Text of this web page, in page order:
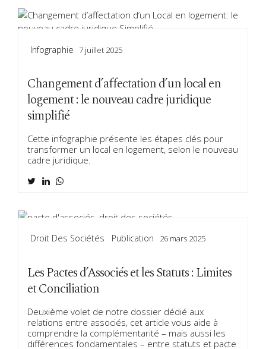
Infographie 7 juillet 2025
Changement d’affectation d’un local en
logement : le nouveau cadre juridique
simplifié
Cette infographie présente les étapes clés pour
transformer un local en logement, selon le nouveau
cadre juridique.
Droit Des Sociétés Publication 26 mars 2025
Les Pactes d’Associés et les Statuts : Limites
et Conciliation
Deuxième volet de notre dossier dédié aux
relations entre associés, cet article vous aide à
comprendre la complémentarité – mais aussi les
différences fondamentales – entre statuts et pacte